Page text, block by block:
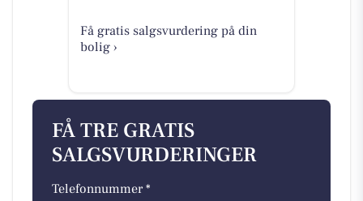
Få gratis salgsvurdering på din
bolig ›
FÅ TRE GRATIS
SALGSVURDERINGER
Telefonnummer *